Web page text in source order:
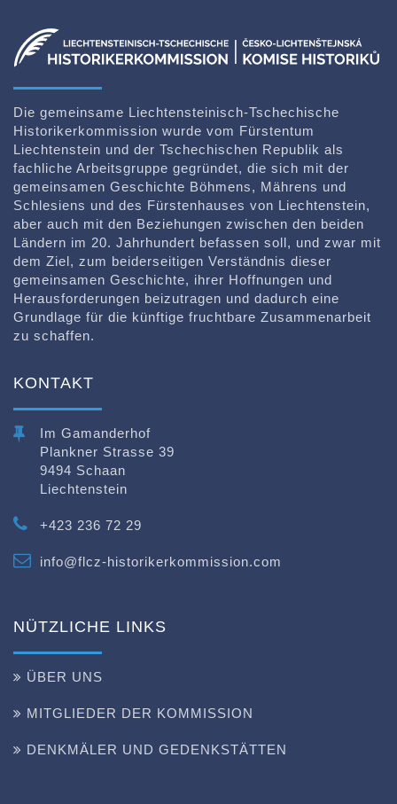
Die gemeinsame Liechtensteinisch-Tschechische
Historikerkommission wurde vom Fürstentum
Liechtenstein und der Tschechischen Republik als
fachliche Arbeitsgruppe gegründet, die sich mit der
gemeinsamen Geschichte Böhmens, Mährens und
Schlesiens und des Fürstenhauses von Liechtenstein,
aber auch mit den Beziehungen zwischen den beiden
Ländern im 20. Jahrhundert befassen soll, und zwar mit
dem Ziel, zum beiderseitigen Verständnis dieser
gemeinsamen Geschichte, ihrer Hoffnungen und
Herausforderungen beizutragen und dadurch eine
Grundlage für die künftige fruchtbare Zusammenarbeit
zu schaffen.
KONTAKT
Im Gamanderhof
Plankner Strasse 39
9494 Schaan
Liechtenstein
+423 236 72 29
info@flcz-historikerkommission.com
NÜTZLICHE LINKS
ÜBER UNS
MITGLIEDER DER KOMMISSION
DENKMÄLER UND GEDENKSTÄTTEN